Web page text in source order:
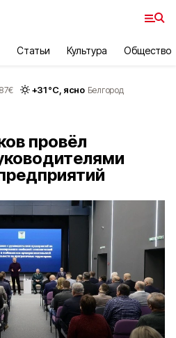
Статьи Культура Общество
€ +31°С, ясно Белгород
провёл